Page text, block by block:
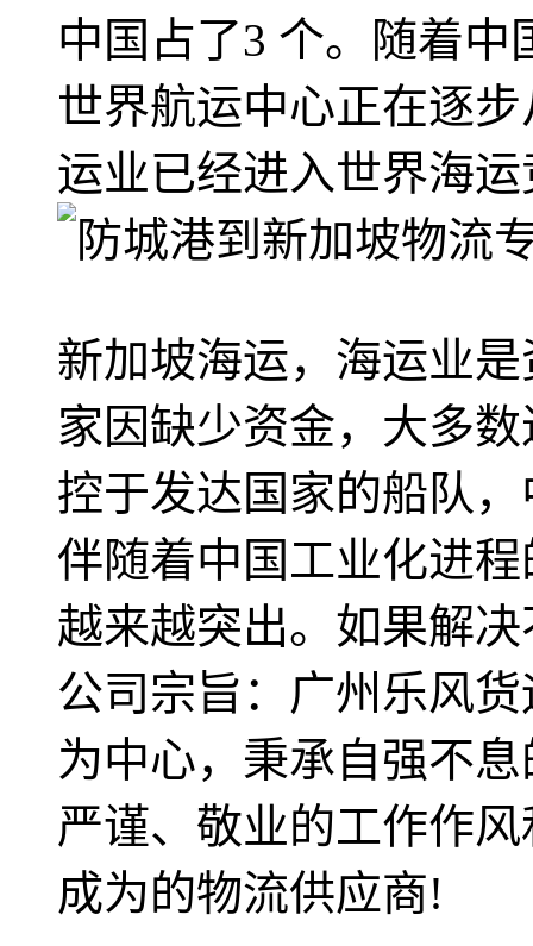
中国占了3 个。随着
世界航运中心正在逐
运业已经进入世界海
新加坡海运，海运业
家因缺少资金，大多
控于发达国家的船队
伴随着中国工业化进
越来越突出。如果解
公司宗旨：广州乐风
为中心，秉承自强不
严谨、敬业的工作作
成为的物流供应商!